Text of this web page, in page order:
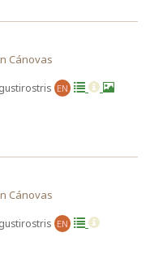
Cánovas
EN
Cánovas
EN